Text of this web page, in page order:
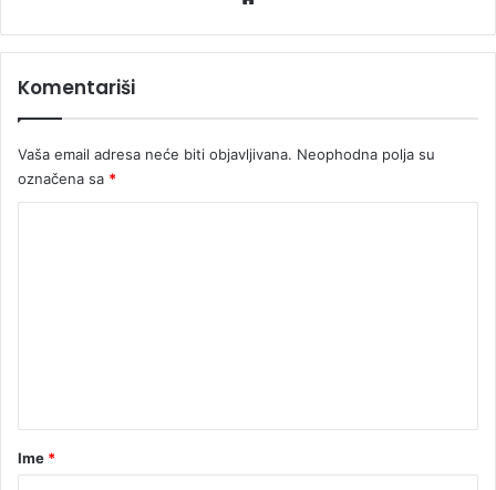
te
Komentariši
Vaša email adresa neće biti objavljivana. Neophodna polja su
označena sa *
rIme *